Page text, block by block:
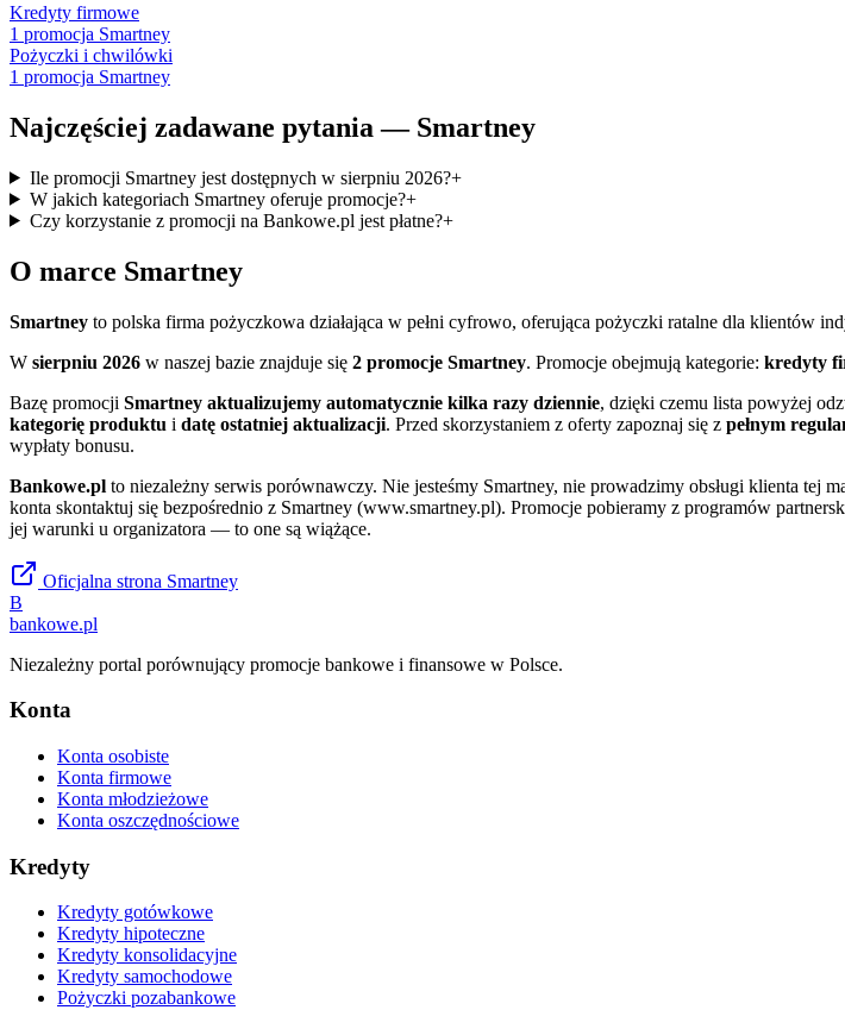
Kredyty firmowe
1 promocja Smartney
Pożyczki i chwilówki
1 promocja Smartney
Najczęściej zadawane pytania — Smartney
Ile promocji Smartney jest dostępnych w sierpniu 2026?+
W jakich kategoriach Smartney oferuje promocje?+
Czy korzystanie z promocji na Bankowe.pl jest płatne?+
O marce Smartney
Smartney to polska firma pożyczkowa działająca w pełni cyfrowo, oferująca pożyczki ratalne dla klientów
W sierpniu 2026 w naszej bazie znajduje się 2 promocje Smartney. Promocje obejmują kategorie: kredyty
Bazę promocji Smartney aktualizujemy automatycznie kilka razy dziennie, dzięki czemu lista powyżej
kategorię produktu i datę ostatniej aktualizacji. Przed skorzystaniem z oferty zapoznaj się z pełnym
wypłaty bonusu.
Bankowe.pl to niezależny serwis porównawczy. Nie jesteśmy Smartney, nie prowadzimy obsługi klienta tej
konta skontaktuj się bezpośrednio z Smartney (www.smartney.pl). Promocje pobieramy z programów
jej warunki u organizatora — to one są wiążące.
Oficjalna strona Smartney
B
bankowe.pl
Niezależny portal porównujący promocje bankowe i finansowe w Polsce.
Konta
Konta osobiste
Konta firmowe
Konta młodzieżowe
Konta oszczędnościowe
Kredyty
Kredyty gotówkowe
Kredyty hipoteczne
Kredyty konsolidacyjne
Kredyty samochodowe
Pożyczki pozabankowe